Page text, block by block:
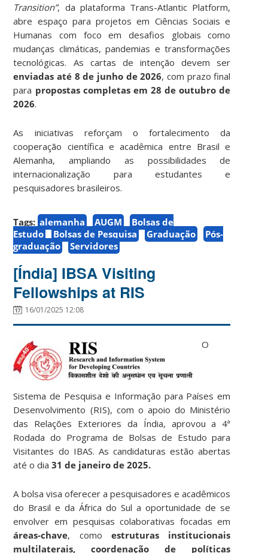
Transition”, da plataforma Trans-Atlantic Platform,
abre espaço para projetos em Ciências Sociais e
Humanas com foco em desafios globais como
mudanças climáticas, pandemias e transformações
tecnológicas. As cartas de intenção devem ser
enviadas até 8 de junho de 2026, com prazo final
para propostas completas em 28 de outubro de
2026.
As iniciativas reforçam o fortalecimento da
cooperação científica e acadêmica entre Brasil e
Alemanha, ampliando as possibilidades de
internacionalização para estudantes e
pesquisadores brasileiros.
Tags: alemanha AUGM
Bolsas de
Estudo
Bolsas de Pesquisa Graduação
Pós-
graduação
Servidores
[Índia] IBSA Visiting
Fellowships at RIS
16/01/2025 12:08
O
Sistema de Pesquisa e Informação para Países em
Desenvolvimento (RIS), com o apoio do Ministério
das Relações Exteriores da Índia, aprovou a 4ª
Rodada do Programa de Bolsas de Estudo para
Visitantes do IBAS. As candidaturas estão abertas
até o dia31 de janeiro de 2025.
A bolsa visa oferecer a pesquisadores e acadêmicos
do Brasil e da África do Sul a oportunidade de se
envolver em pesquisas colaborativas focadas em
áreas-chave, como estruturas institucionais
multilaterais, coordenação de políticas